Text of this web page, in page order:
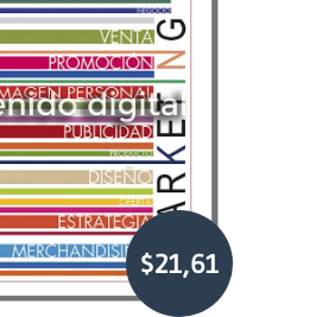
$21,61